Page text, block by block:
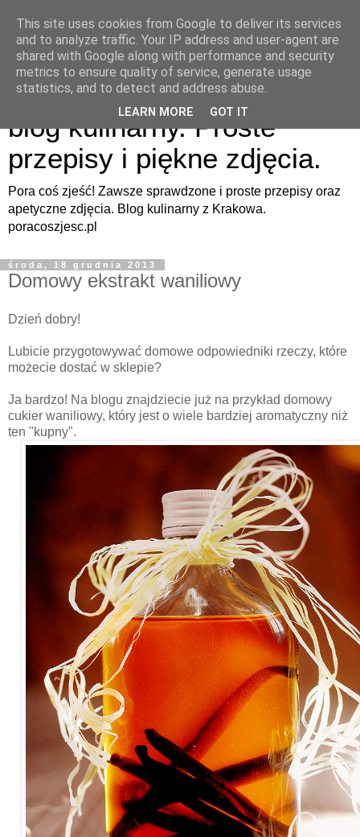
Pora coś zjeść - apetyczny
blog kulinarny. Proste
przepisy i piękne zdjęcia.
Pora coś zjeść! Zawsze sprawdzone i proste przepisy oraz
apetyczne zdjęcia. Blog kulinarny z Krakowa.
poracoszjesc.pl
środa, 18 grudnia 2013
Domowy ekstrakt waniliowy
Dzień dobry!
Lubicie przygotowywać domowe odpowiedniki rzeczy, które
możecie dostać w sklepie?
Ja bardzo! Na blogu znajdziecie już na przykład domowy
cukier waniliowy, który jest o wiele bardziej aromatyczny niż
ten "kupny".
This site uses cookies from Google to deliver its services
and to analyze traffic. Your IP address and user-agent are
shared with Google along with performance and security
metrics to ensure quality of service, generate usage
statistics, and to detect and address abuse.
LEARN MORE GOT IT